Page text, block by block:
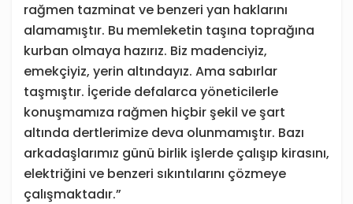
rağmen tazminat ve benzeri yan haklarını
alamamıştır. Bu memleketin taşına toprağına
kurban olmaya hazırız. Biz madenciyiz,
emekçiyiz, yerin altındayız. Ama sabırlar
taşmıştır. İçeride defalarca yöneticilerle
konuşmamıza rağmen hiçbir şekil ve şart
altında dertlerimize deva olunmamıştır. Bazı
arkadaşlarımız günü birlik işlerde çalışıp kirasını,
elektriğini ve benzeri sıkıntılarını çözmeye
çalışmaktadır.”